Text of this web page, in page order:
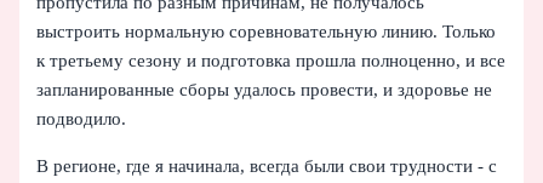
выстроить нормальную соревновательную линию. Только
к третьему сезону и подготовка прошла полноценно, и все
запланированные сборы удалось провести, и здоровье не
подводило.
В регионе, где я начинала, всегда были свои трудности - с